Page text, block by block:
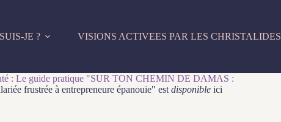
JE ? VISIONS ACTIVEES PAR LES CHRISTALIDES
: Le guide pratique "SUR TON CHEMIN DE DAMAS :
frustrée à entrepreneure épanouie" est disponibleici